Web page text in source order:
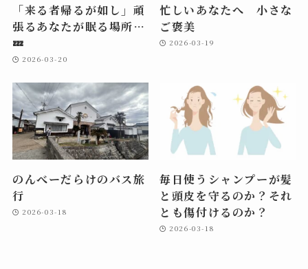
「来る者帰るが如し」頑
張るあなたが眠る場所…
💤
2026-03-20
忙しいあなたへ 小さな
ご褒美
2026-03-19
のんべーだらけのバス旅
行
2026-03-18
毎日使うシャンプーが髪
と頭皮を守るのか？それ
とも傷付けるのか？
2026-03-18